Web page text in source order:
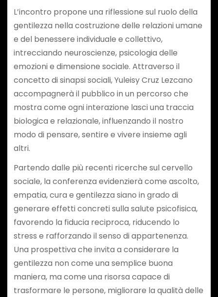
L’incontro propone una riflessione sul ruolo della
gentilezza nella costruzione delle relazioni umane
e del benessere individuale e collettivo,
intrecciando neuroscienze, psicologia delle
emozioni e dimensione sociale. Attraverso il
concetto di sinapsi sociali, Yuleisy Cruz Lezcano
accompagnerà il pubblico in un percorso che
mostra come ogni interazione lasci una traccia
biologica e relazionale, influenzando il nostro
modo di pensare, sentire e vivere insieme agli
altri.
Partendo dalle più recenti ricerche sul cervello
sociale, la conferenza evidenzierà come ascolto,
empatia, cura e gentilezza siano in grado di
generare effetti concreti sulla salute psicofisica,
favorendo la fiducia reciproca, riducendo lo
stress e rafforzando il senso di appartenenza.
Una prospettiva che invita a considerare la
gentilezza non come una semplice buona
maniera, ma come una risorsa capace di
trasformare le persone, migliorare la qualità delle